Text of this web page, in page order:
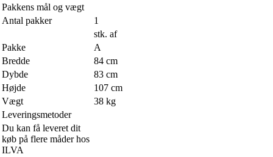
Pakkens mål og vægt
Antal pakker
1
stk. af
Pakke
A
Bredde
84 cm
Dybde
83 cm
Højde
107 cm
Vægt
38 kg
Leveringsmetoder
Du kan få leveret dit
køb på flere måder hos
ILVA